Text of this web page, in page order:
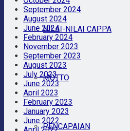
NILAI-NILAI CAPPA
MOTTO
PENCAPAIAN
September 2024
August 2024
June 2024
February 2024
November 2023
September 2023
August 2023
July 2023
June 2023
April 2023
February 2023
January 2023
June 2022